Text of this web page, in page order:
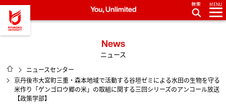
龍谷大学 You, Unlimited
MENU
News
ニュース
HOME
ニュースセンター
京丹後市大宮町三重・森本地域で活動する谷垣ゼミによる水田の生物を守る
米作り「ゲンゴロウ郷の米」の取組に関する三回シリーズのアンコール放送
【政策学部】